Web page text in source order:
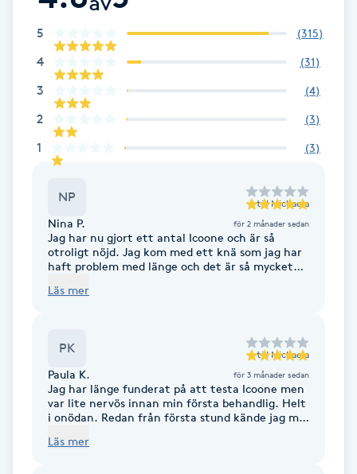
LED-ljusterapi
Liktornar
LPG-massage
Luggklippning
Läpptatuering
Makeup
5 (315)
4 (31)
3 (4)
2 (3)
1 (3)
NP till Michaela
Nina P. för 2 månader sedan
Jag har nu gjort ett antal Icoone och är så
otroligt nöjd. Jag kom med ett knä som jag har
haft problem med länge och det är så mycket
fantastisk! Så lugn, trygg och kunnig. Jag kan
Läs mer
PK till Michaela
Paula K. för 3 månader sedan
Jag har länge funderat på att testa Icoone men
var lite nervös innan min första behandlig. Helt
i onödan. Redan från första stund kände jag mig
varm, profesionell och tog sig tid för att lyssna
Läs mer